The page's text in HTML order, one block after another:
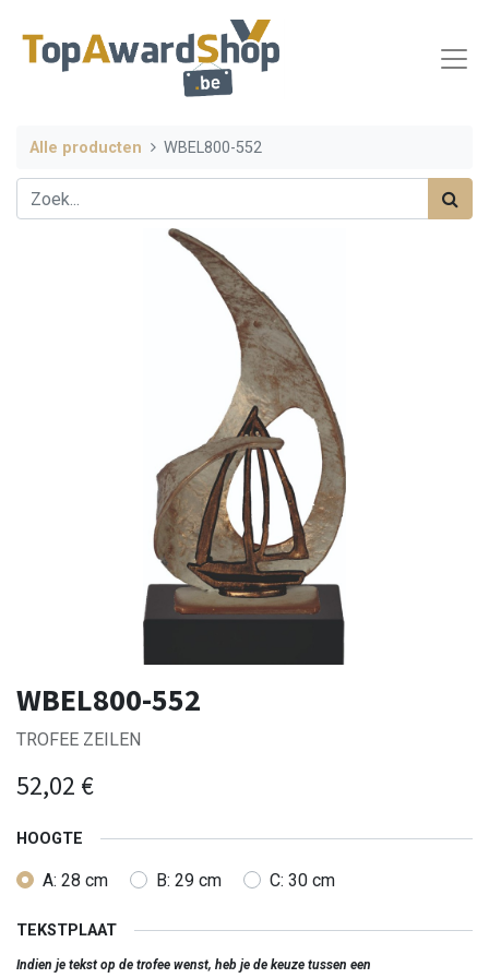
Alle producten WBEL800-552
WBEL800-552
TROFEE ZEILEN
52,02 €
HOOGTE
A: 28 cm B: 29 cm C: 30 cm
TEKSTPLAAT
Indien je tekst op de trofee wenst, heb je de keuze tussen een